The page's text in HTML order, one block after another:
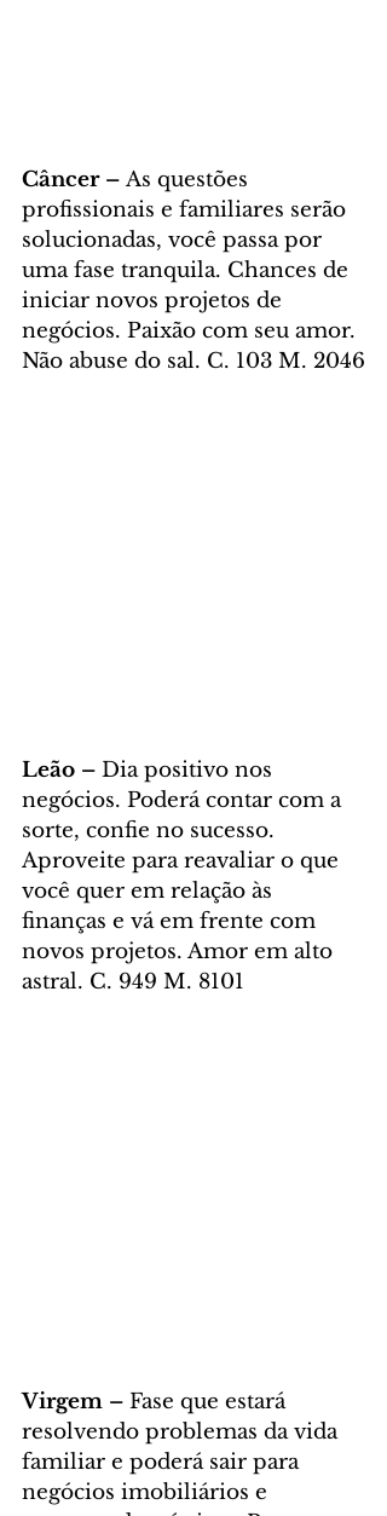
Câncer – As questões
profissionais e familiares serão
solucionadas, você passa por
uma fase tranquila. Chances de
iniciar novos projetos de
negócios. Paixão com seu amor.
Não abuse do sal. C. 103 M. 2046
Leão – Dia positivo nos
negócios. Poderá contar com a
sorte, confie no sucesso.
Aproveite para reavaliar o que
você quer em relação às
finanças e vá em frente com
novos projetos. Amor em alto
astral. C. 949 M. 8101
Virgem – Fase que estará
resolvendo problemas da vida
familiar e poderá sair para
negócios imobiliários e